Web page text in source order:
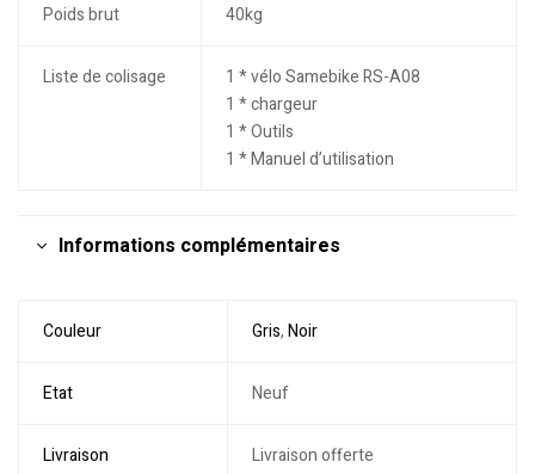
Poids brut 40kg
Liste de colisage
1 * vélo Samebike RS-A08
1 * chargeur
1 * Outils
1 * Manuel d’utilisation
Informations complémentaires
Couleur Gris,Noir
Etat Neuf
Livraison Livraison offerte